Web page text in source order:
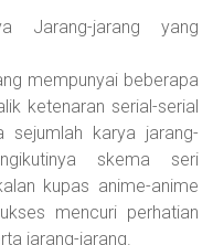
Jarang-jarang yang
mempunyai beberapa
ketenaran serial-serial
sejumlah karya jarang-
skema seri
kupas anime-anime
mencuri perhatian
jarang-jarang.